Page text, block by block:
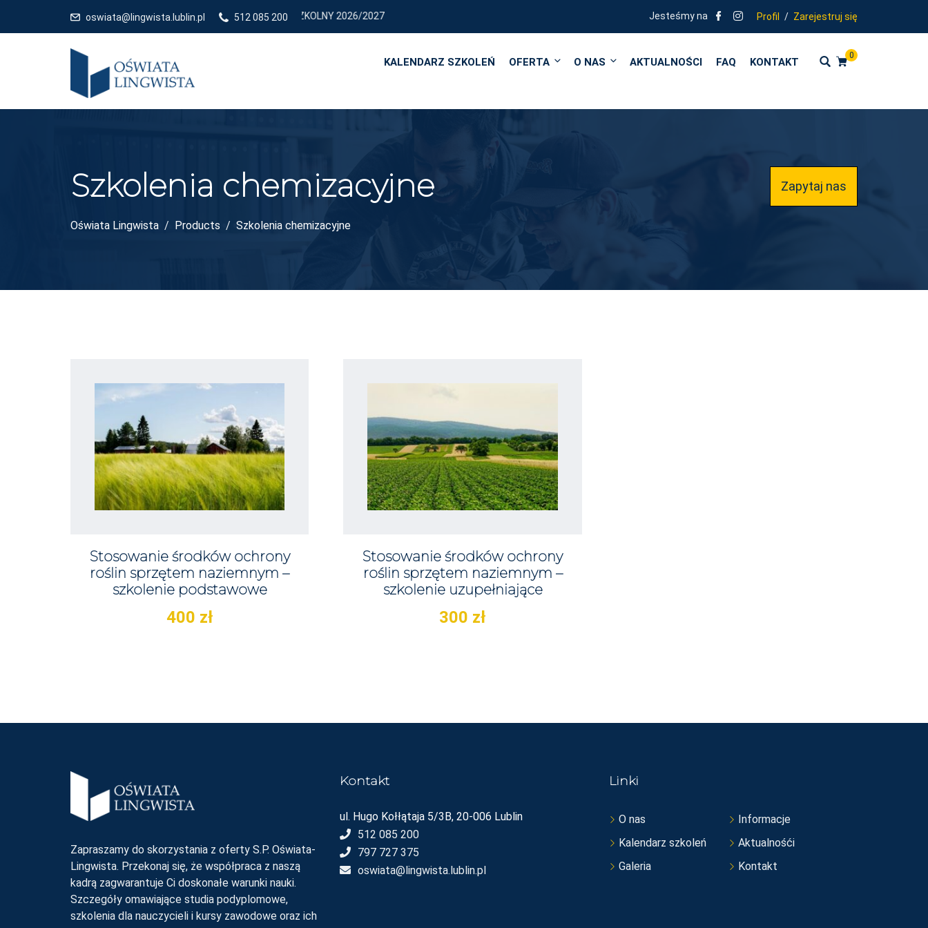
oswiata@lingwista.lublin.pl 512 085 200
Z KIERUNKAMI POLITYKI OŚWIATOWEJ PAŃSTWA - ROK SZKOLNY 2026/2027 Jesteśmy na Profil / Zarejestruj się
0
KALENDARZ SZKOLEŃ OFERTA O NAS AKTUALNOŚCI FAQ KONTAKT
Szkolenia chemizacyjne Zapytaj nas
Oświata Lingwista Products Szkolenia chemizacyjne
Stosowanie środków ochrony
roślin sprzętem naziemnym –
szkolenie podstawowe
400 zł
Stosowanie środków ochrony
roślin sprzętem naziemnym –
szkolenie uzupełniające
300 zł
Zapraszamy do skorzystania z oferty S.P. Oświata-
Lingwista. Przekonaj się, że współpraca z naszą
kadrą zagwarantuje Ci doskonałe warunki nauki.
Szczegóły omawiające studia podyplomowe,
szkolenia dla nauczycieli i kursy zawodowe oraz ich
Kontakt
ul. Hugo Kołłątaja 5/3B, 20-006 Lublin
512 085 200
797 727 375
oswiata@lingwista.lublin.pl
Linki
O nas
Informacje
Kalendarz szkoleń
Aktualnośći
Galeria
Kontakt